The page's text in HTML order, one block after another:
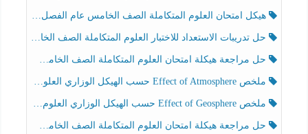
هيكل امتحان العلوم المتكاملة الصف الخامس عام الفصل الدراسي الثالث 2025-2026
حل تدريبات الاستعداد للاختبار العلوم المتكاملة الصف الخامس عام الفصل الثالث
حل مراجعة هيكلة امتحان العلوم المتكاملة الصف الخامس انسبير الفصل الثالث
ملخص Effect of Atmosphere حسب الهيكل الوزاري العلوم المتكاملة الصف الخامس انسبير الفصل الثالث
ملخص Effect of Geosphere حسب الهيكل الوزاري العلوم المتكاملة الصف الخامس انسبير الفصل الثالث
حل مراجعة هيكلة امتحان العلوم المتكاملة الصف الخامس عام الفصل الثالث